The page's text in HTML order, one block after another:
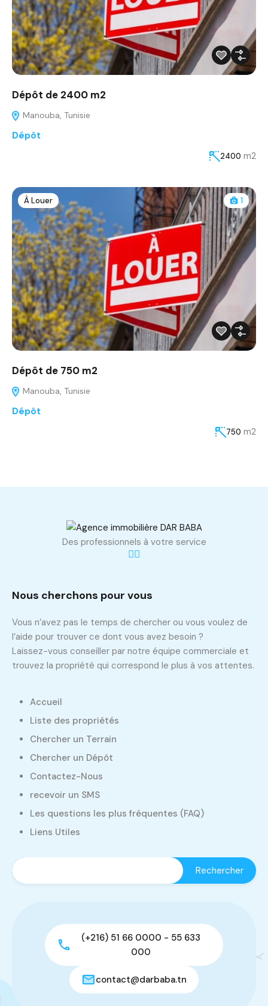
Dépôt de 2400 m2
Manouba, Tunisie
Dépôt
2400 m2
À Louer 1
Dépôt de 750 m2
Manouba, Tunisie
Dépôt
750 m2
Des professionnels à votre service
Nous cherchons pour vous
Vous n’avez pas le temps de chercher ou vous voulez de
l’aide pour trouver ce dont vous avez besoin ?
Laissez-vous conseiller par notre équipe commerciale et
trouvez la propriété qui correspond le plus à vos attentes.
Accueil
Liste des propriétés
Chercher un Terrain
Chercher un Dépôt
Contactez-Nous
recevoir un SMS
Les questions les plus fréquentes (FAQ)
Liens Utiles
(+216) 51 66 0000 - 55 633
000
contact@darbaba.tn